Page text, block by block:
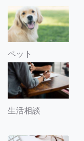
ペット
生活相談